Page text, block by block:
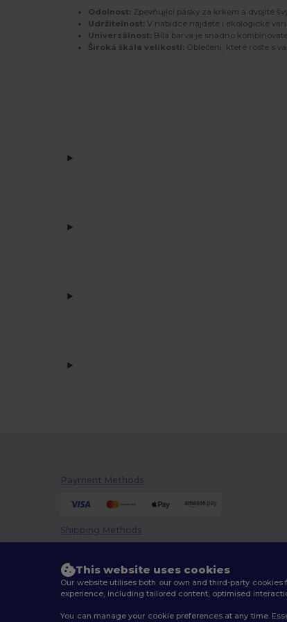
Odolnost: Zpevňující pásky za krkem a dvojité
Udržitelnost: V nabídce najdete i ekologické
Univerzálnost: Bílá barva je snadno
Široká škála velikostí: Oblečení, které roste s
Payment Methods
Shipping Methods
This website uses cookies
Our website utilises both our own and third-party
experience, including tailored content, optimised
You can manage your cookie preferences at any time.